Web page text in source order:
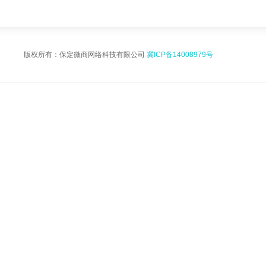
版权所有：保定微商网络科技有限公司 冀ICP备14008979号